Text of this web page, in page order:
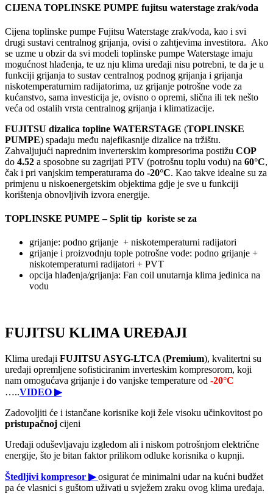
CIJENA TOPLINSKE PUMPE fujitsu waterstage zrak/voda
Cijena toplinske pumpe Fujitsu Waterstage zrak/voda, kao i svi
drugi sustavi centralnog grijanja, ovisi o zahtjevima investitora. Ako
se uzme u obzir da svi modeli toplinske pumpe Waterstage imaju
mogućnost hlađenja, te uz nju klima uređaji nisu potrebni, te da je u
funkciji grijanja to sustav centralnog podnog grijanja i grijanja
niskotemperaturnim radijatorima, uz grijanje potrošne vode za
kućanstvo, sama investicija je, ovisno o opremi, slična ili tek nešto
veća od ostalih vrsta centralnog grijanja i klimatizacije.
FUJITSU dizalica topline WATERSTAGE (TOPLINSKE
PUMPE) spadaju među najefikasnije dizalice na tržištu.
Zahvaljujući naprednim inverterskim kompresorima postižu COP
do 4.52 a sposobne su zagrijati PTV (potrošnu toplu vodu) na 60°C,
čak i pri vanjskim temperaturama do -20°C. Kao takve idealne su za
primjenu u niskoenergetskim objektima gdje je sve u funkciji
korištenja obnovljivih izvora energije.
TOPLINSKE PUMPE – Split tip koriste se za
grijanje: podno grijanje + niskotemperaturni radijatori
grijanje i proizvodnju tople potrošne vode: podno grijanje +
niskotemperaturni radijatori + PVT
opcija hlađenja/grijanja: Fan coil unutarnja klima jedinica na
vodu
FUJITSU KLIMA UREĐAJI
Klima uređaji FUJITSU ASYG-LTCA (Premium), kvalitertni su
uređaji opremljene sofisticiranim inverteskim kompresorom, koji
nam omogućava grijanje i do vanjske temperature od -20°C
…..VIDEO ▶
Zadovoljiti će i istančane korisnike koji žele visoku učinkovitost po
pristupačnoj cijeni
Uređaji oduševljavaju izgledom ali i niskom potrošnjom električne
energije, što je bitan faktor prilikom odluke korisnika o kupnji.
Štedljivi kompresor ▶osigurat će minimalni udar na kućni budžet
pa će vlasnici s guštom uživati u svježem zraku ovog klima uređaja.